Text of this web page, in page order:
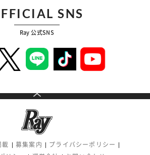
SNS
Ray 公式SNS
載 募集案内
プライバシーポリシー